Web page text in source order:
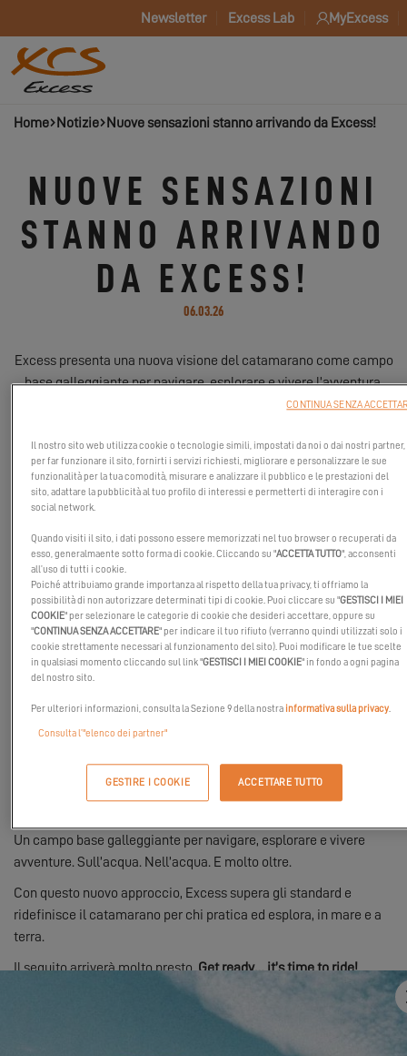
Newsletter Excess Lab MyExcess
Home Notizie Nuove sensazioni stanno arrivando da Excess!
NUOVE SENSAZIONI
STANNO ARRIVANDO
DA EXCESS!
06.03.26
Excess presenta una nuova visione del catamarano come campo
base galleggiante per navigare, esplorare e vivere l’avventura.
Stiamo preparando qualcosa. Un nuovo modo di vivere ogni
Perché per noi il mare non è più solo una destinazione finale.
Un campo base galleggiante per navigare, esplorare e vivere
avventure. Sull’acqua. Nell’acqua. E molto oltre.
Con questo nuovo approccio, Excess supera gli standard e
ridefinisce il catamarano per chi pratica ed esplora, in mare e a
terra.
Il seguito arriverà molto presto.Get ready… it’s time to ride!
Per scoprire cosa arriva, vieni al Salone Internazionale del
, dal 22 al 26 aprile.
Il nostro sito web utilizza cookie o tecnologie simili, impostati da noi o dai nostri partner,
per far funzionare il sito, fornirti i servizi richiesti, migliorare e personalizzare le sue
funzionalità per la tua comodità, misurare e analizzare il pubblico e le prestazioni del
sito, adattare la pubblicità al tuo profilo di interessi e permetterti di interagire con i
social network.
Quando visiti il sito, i dati possono essere memorizzati nel tuo browser o recuperati da
esso, generalmaente sotto forma di cookie. Cliccando su "ACCETTA TUTTO", acconsenti
all’uso di tutti i cookie.
Poiché attribuiamo grande importanza al rispetto della tua privacy, ti offriamo la
possibilità di non autorizzare determinati tipi di cookie. Puoi cliccare su "GESTISCI I MIEI
COOKIE" per selezionare le categorie di cookie che desideri accettare, oppure su
"CONTINUA SENZA ACCETTARE" per indicare il tuo rifiuto (verranno quindi utilizzati solo i
cookie strettamente necessari al funzionamento del sito). Puoi modificare le tue scelte
in qualsiasi momento cliccando sul link "GESTISCI I MIEI COOKIE" in fondo a ogni pagina
del nostro sito.
Per ulteriori informazioni, consulta la Sezione 9 della nostra informativa sulla privacy.
Consulta l’"elenco dei partner"
GESTIRE I COOKIE ACCETTARE TUTTO
CONTINUA SENZA